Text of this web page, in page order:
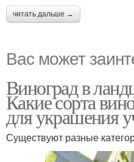
читать дальше →
Вас может
Виноград в
Какие сорта
для украшения
Существуют разные